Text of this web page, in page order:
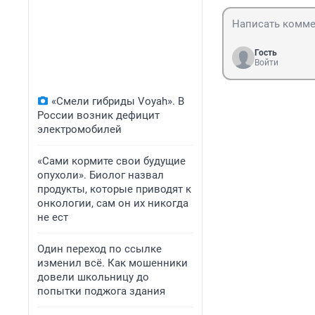
«Смели гибриды Voyah». В
России возник дефицит
электромобилей
«Сами кормите свои будущие
опухоли». Биолог назвал
продукты, которые приводят к
онкологии, сам он их никогда
не ест
Один переход по ссылке
изменил всё. Как мошенники
довели школьницу до
попытки поджога здания
Гость
Войти